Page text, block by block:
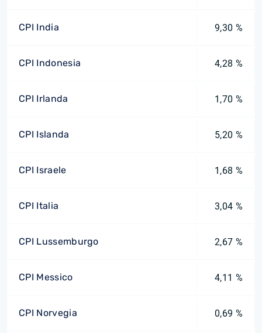
CPI India 9,30 %
CPI Indonesia 4,28 %
CPI Irlanda 1,70 %
CPI Islanda 5,20 %
CPI Israele 1,68 %
CPI Italia 3,04 %
CPI Lussemburgo 2,67 %
CPI Messico 4,11 %
CPI Norvegia 0,69 %